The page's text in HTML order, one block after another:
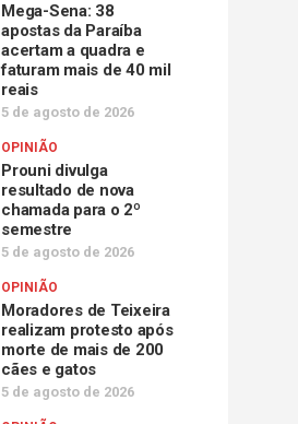
Mega-Sena: 38
apostas da Paraíba
acertam a quadra e
faturam mais de 40 mil
reais
5 de agosto de 2026
OPINIÃO
Prouni divulga
resultado de nova
chamada para o 2º
semestre
5 de agosto de 2026
OPINIÃO
Moradores de Teixeira
realizam protesto após
morte de mais de 200
cães e gatos
5 de agosto de 2026